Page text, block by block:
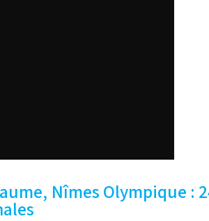
Nîmes Olympique :